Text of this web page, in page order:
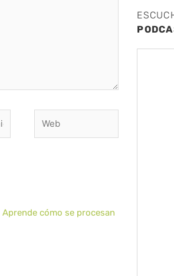
Aprende cómo se procesan